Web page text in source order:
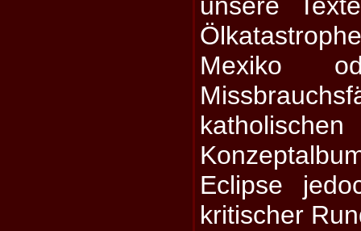
unsere
Mexiko
Eclipse
kritischer